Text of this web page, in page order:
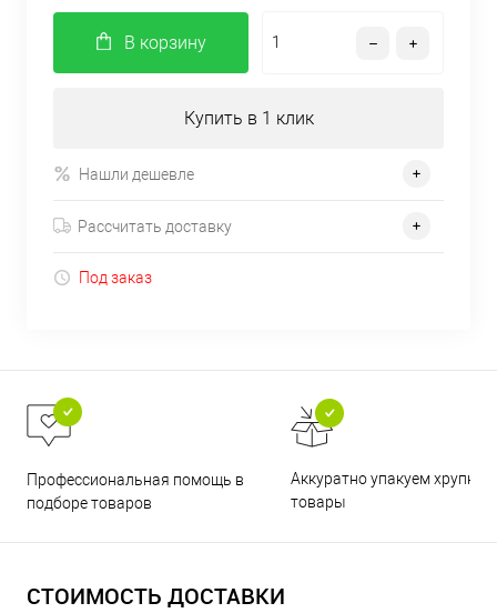
В корзину
Купить в 1 клик
Нашли дешевле
Рассчитать доставку
Под заказ
Профессиональная помощь в
подборе товаров
Аккуратно упакуем хрупкие
товары
СТОИМОСТЬ ДОСТАВКИ